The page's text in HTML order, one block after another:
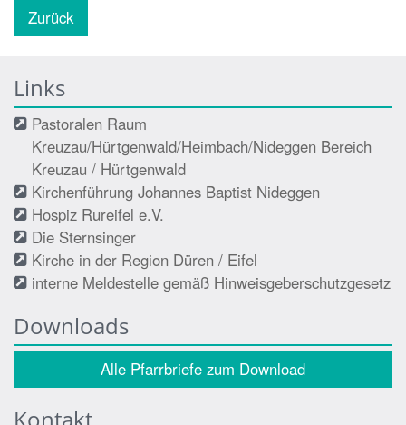
Zurück
Links
Pastoralen Raum
Kreuzau/Hürtgenwald/Heimbach/Nideggen Bereich
Kreuzau / Hürtgenwald
Kirchenführung Johannes Baptist Nideggen
Hospiz Rureifel e.V.
Die Sternsinger
Kirche in der Region Düren / Eifel
interne Meldestelle gemäß Hinweisgeberschutzgesetz
Downloads
Alle Pfarrbriefe zum Download